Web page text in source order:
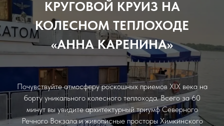
КРУГОВОЙ КРУИЗ НА
КОЛЕСНОМ ТЕПЛОХОДЕ
«АННА КАРЕНИНА»
Почувствуйте атмосферу роскошных приемов XIX века на
борту уникального колесного теплохода. Всего за 60
минут вы увидите архитектурный триумф Северного
Речного Вокзала и живописные просторы Химкинского